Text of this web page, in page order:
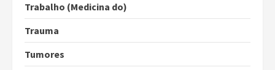
Trabalho (Medicina do)
Trauma
Tumores